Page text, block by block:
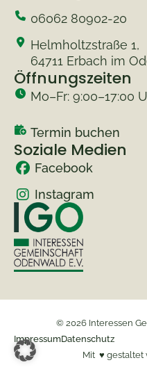
06062 80902-20
Helmholtzstraße 1,
64711 Erbach im
Öffnungszeiten
Mo–Fr: 9:00–17:00
Termin buchen
Soziale Medien
Facebook
Instagram
© 2026 Interessen
ImpressumDatenschutz
Mit ♥ gestaltet